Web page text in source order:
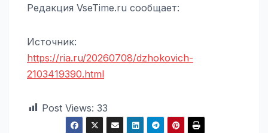
Редакция VseTime.ru сообщает:
Источник:
https://ria.ru/20260708/dzhokovich-
2103419390.html
Post Views: 33